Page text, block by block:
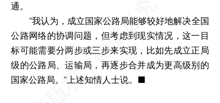
通。
“我认为，成立国家公路局能够较好地解决全国
公路网络的协调问题，但考虑到现实情况，这一目
标可能需要分两步或三步来实现，比如先成立正局
级的公路局、运输局，再逐步合并成为更高级别的
国家公路局。”上述知情人士说。■